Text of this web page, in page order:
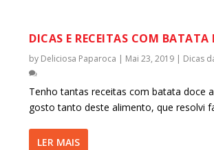
DICAS E RECEITAS COM BATATA
by Deliciosa Paparoca Mai 23, 2019 Dicas
Tenho tantas receitas com batata doce
gosto tanto deste alimento, que resolvi
LER MAIS